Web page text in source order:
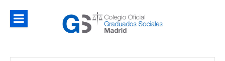
contenido
Graduados Sociales de Madrid